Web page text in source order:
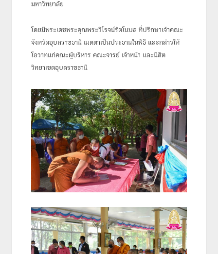
มหาวิทยาลัย
โดยมีพระเดชพระคุณพระวิโรจน์รัตโนบล ที่ปรึกษาเจ้าคณะ
จังหวัดอุบลราชธานี เมตตาเป็นประธานในพิธี และกล่าวให้
โอวาทแก่คณะผู้บริหาร คณะจารย์ เจ้าหน้า และนิสิต
วิทยาเขตอุบลราชธานี